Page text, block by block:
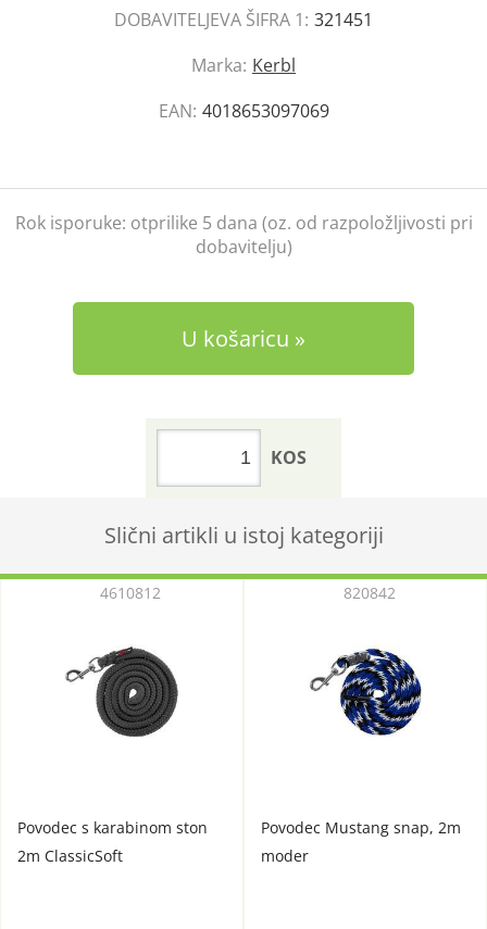
DOBAVITELJEVA ŠIFRA 1: 321451
Marka: Kerbl
EAN: 4018653097069
Rok isporuke: otprilike 5 dana (oz. od razpoložljivosti pri
dobavitelju)
U košaricu
KOS
Slični artikli u istoj kategoriji
Povodec s karabinom ston
2m ClassicSoft
4610812
Povodec Mustang snap, 2m
moder
820842